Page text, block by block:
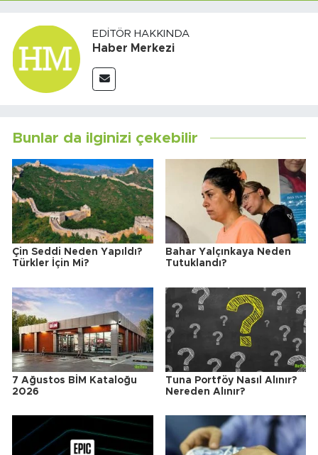
EDITÖR HAKKINDA
Haber Merkezi
Bunlar da ilginizi çekebilir
Çin Seddi Neden Yapıldı?
Türkler İçin Mi?
Bahar Yalçınkaya Neden
Tutuklandı?
7 Ağustos BİM Kataloğu
2026
Tuna Portföy Nasıl Alınır?
Nereden Alınır?